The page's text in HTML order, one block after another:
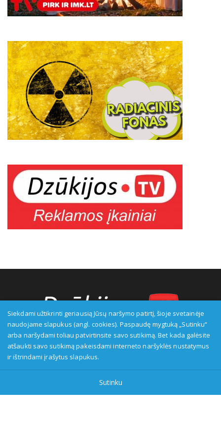
Transliuotojas: VšĮ Alytaus regioninė televizija, įmonės kodas:
149916583, adresas: Kranto g. 33, LT-62147 Alytus, priežiūros
www.etikoskomisija.lt. Informacija apie galimus pažeidimus gali
būti teikiama Lietuvos radijo ir televizijos komisijai (www.rtk.lt)
Siekdami užtikrinti geriausią Jūsų naršymo patirtį, šioje svetainėje
naudojame slapukus (angl. cookies). Paspaudę mygtuką „Sutinku“
arba naršydami toliau patvirtinsite savo sutikimą. Bet kada galėsite
atšaukti savo sutikimą pakeisdami interneto naršyklės nustatymus
ir ištrindami įrašytus slapukus.
Sutinku